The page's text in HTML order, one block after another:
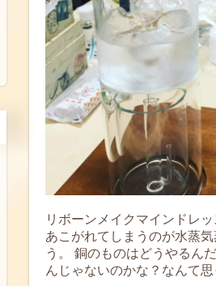
リボーンメイクマインドレ
あこがれてしまうのが水蒸
う。 銅のものはどうやるん
んじゃないのかな？なんて